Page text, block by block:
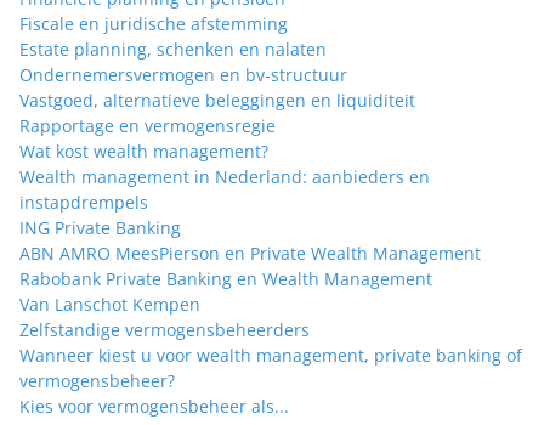
Fiscale en juridische afstemming
Estate planning, schenken en nalaten
Ondernemersvermogen en bv-structuur
Vastgoed, alternatieve beleggingen en liquiditeit
Rapportage en vermogensregie
Wat kost wealth management?
Wealth management in Nederland: aanbieders en
instapdrempels
ING Private Banking
ABN AMRO MeesPierson en Private Wealth Management
Rabobank Private Banking en Wealth Management
Van Lanschot Kempen
Zelfstandige vermogensbeheerders
Wanneer kiest u voor wealth management, private banking of
vermogensbeheer?
Kies voor vermogensbeheer als...